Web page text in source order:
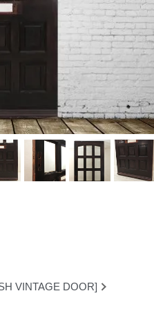
VINTAGE DOOR]